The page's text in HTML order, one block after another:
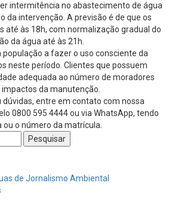
intermitência no abastecimento de água
da intervenção. A previsão é de que os
até às 18h, com normalização gradual do
da água até às 21h.
a fazer o uso consciente da
neste período. Clientes que possuem
adequada ao número de moradores
da manutenção.
entre em contato com nossa
0800 595 4444 ou via WhatsApp, tendo
o número da matrícula.
de Jornalismo Ambiental